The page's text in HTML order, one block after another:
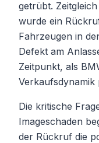
getrübt.
wurde ein
Fahrzeugen in
Defekt am
Zeitpunkt, als
Die kritische
Imageschaden
der Rückruf die